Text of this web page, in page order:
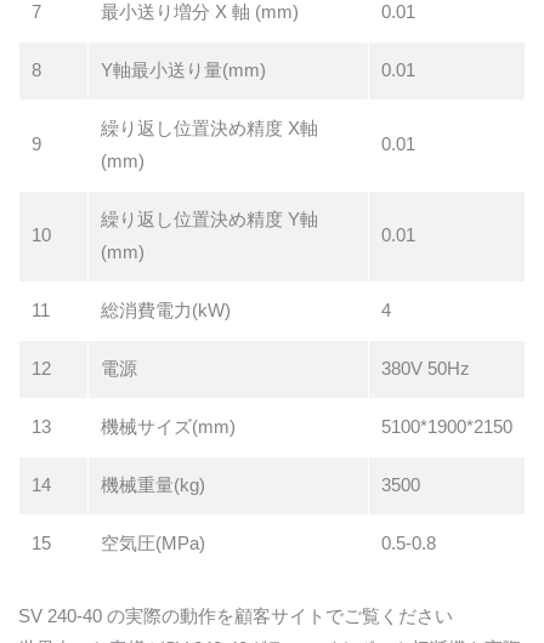
7 最小送り増分 X 軸 (mm) 0.01
8 Y軸最小送り量(mm) 0.01
9
繰り返し位置決め精度 X軸
(mm)
0.01
10
繰り返し位置決め精度 Y軸
(mm)
0.01
11 総消費電力(kW) 4
12 電源 380V 50Hz
13 機械サイズ(mm) 5100*1900*2150
14 機械重量(kg) 3500
15 空気圧(MPa) 0.5-0.8
SV 240-40 の実際の動作を顧客サイトでご覧ください